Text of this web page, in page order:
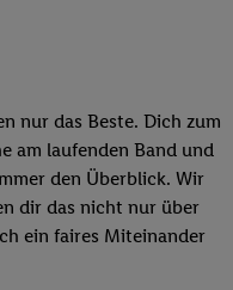
nur das Beste. Dich zum
am laufenden Band und
den Überblick. Wir
dir das nicht nur über
ein faires Miteinander